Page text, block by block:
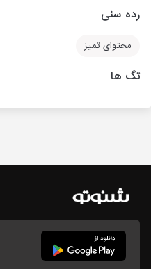
رده سنی
محتوای تمیز
تگ ها